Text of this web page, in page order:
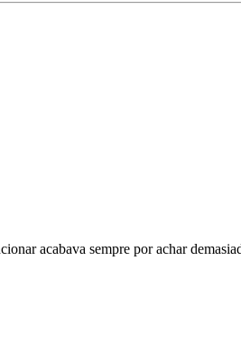
acabava sempre por achar